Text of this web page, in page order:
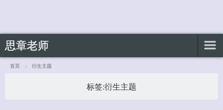
思章老师
首页 衍生主题
标签:衍生主题
客服小美